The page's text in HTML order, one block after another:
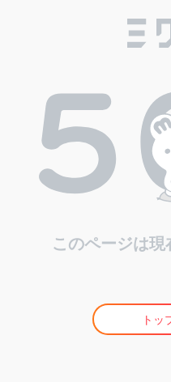
このページは